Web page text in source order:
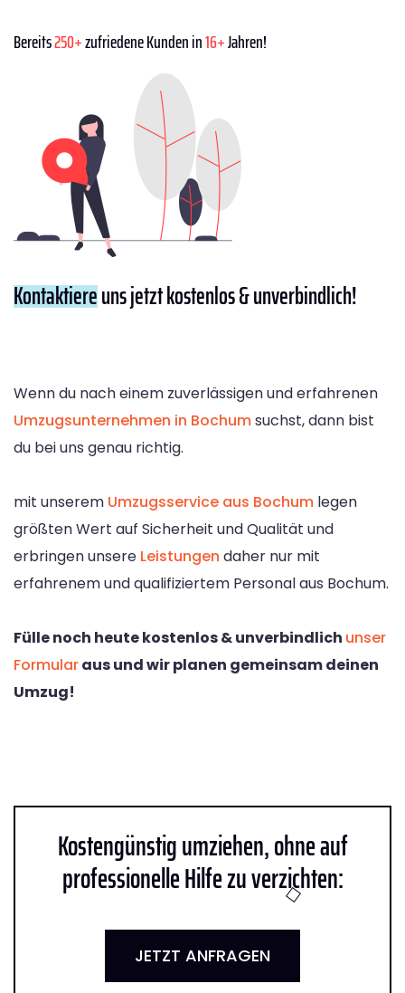
Bereits250+zufriedene Kunden in16+Jahren!
Kontaktiereuns jetzt kostenlos & unverbindlich!
Wenn du nach einem zuverlässigen und erfahrenen
Umzugsunternehmen in Bochumsuchst, dann bist
du bei uns genau richtig.
mit unserem Umzugsservice aus Bochum legen
größten Wert auf Sicherheit und Qualität und
erbringen unsere Leistungen daher nur mit
erfahrenem und qualifiziertem Personal aus Bochum.
Fülle noch heute kostenlos & unverbindlich unser
Formularaus und wir planen gemeinsam deinen
Umzug!
Kostengünstig umziehen, ohne auf
professionelle Hilfe zu verzichten:
JETZT ANFRAGEN